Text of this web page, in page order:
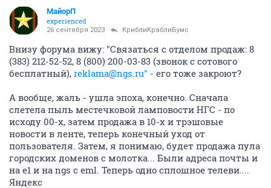
МайорП
experienced
26 сентября 2023 КриблиКраблиБумс
Внизу форума вижу: "Связаться с отделом продаж: 8
(383) 212-52-52, 8 (800) 200-03-83 (звонок с сотового
бесплатный), reklama@ngs.ru" - его тоже закроют?
А вообще, жаль - ушла эпоха, конечно. Сначала
слетела пыль местечковой ламповости НГС - по
исходу 00-х, затем продажа в 10-х и трэшовые
новости в ленте, теперь конечный уход от
пользователя. Затем, я понимаю, будет продажа пула
городских доменов с молотка... Были адреса почты и
на e1 и на ngs с eml. Теперь одно сплошное телеви....
Яндекс